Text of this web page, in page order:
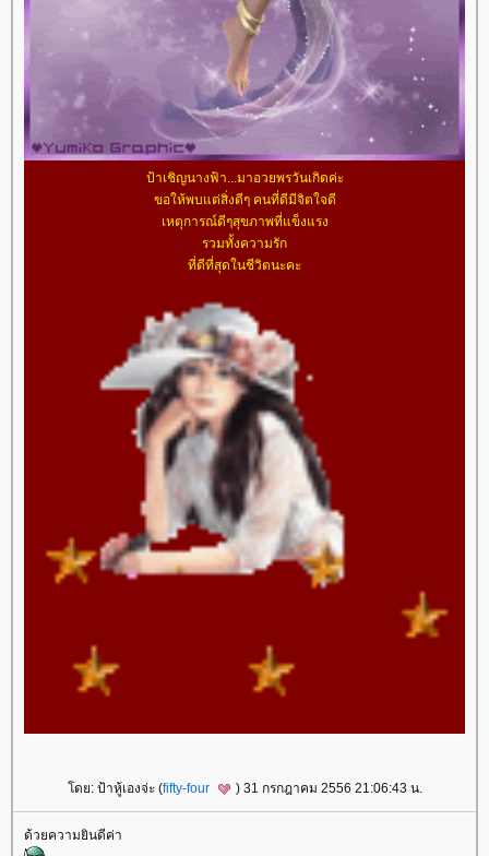
ป้าเชิญนางฟ้า...มาอวยพรวันเกิดค่ะ
ขอให้พบแต่สิ่งดีๆ คนที่ดีมีจิตใจดี
เหตุการณ์ดีๆสุขภาพที่แข็งแรง
รวมทั้งความรัก
ที่ดีที่สุดในชีวิตนะคะ
ดย: ป้าหู้เองจ่ะ (fifty-four ) 31 กรกฎาคม 2556 21:06:43 น.
ด้วยความยินดีค่า